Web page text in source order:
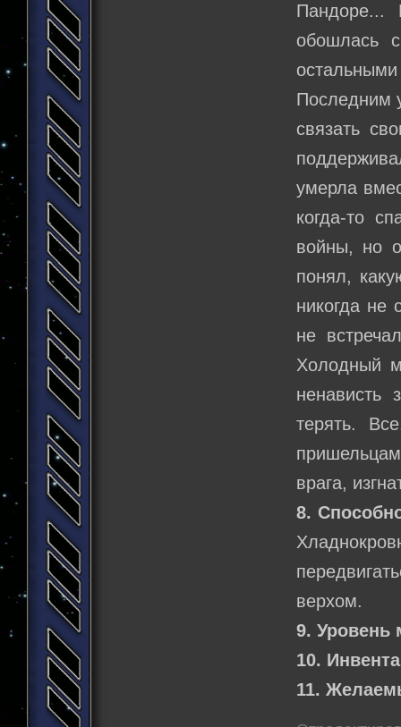
обошлась
Последним
связать
умерла
когда-то
войны, но
понял,
никогда не
не
Холодный
ненависть
терять.
врага,
8.
верхом.
9. Уровень
10.
11.